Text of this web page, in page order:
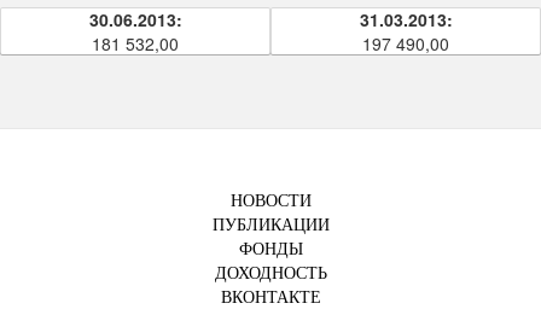
30.06.2013:
181 532,00
31.03.2013:
197 490,00
НОВОСТИ
ПУБЛИКАЦИИ
ФОНДЫ
ДОХОДНОСТЬ
ВКОНТАКТЕ